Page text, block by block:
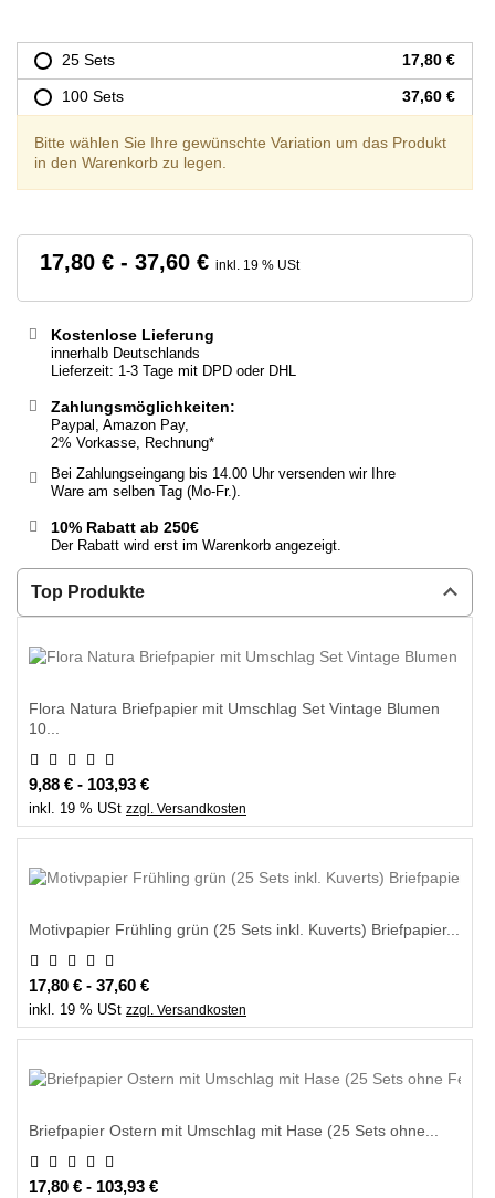
25 Sets 17,80 €
100 Sets 37,60 €
Bitte wählen Sie Ihre gewünschte Variation um das Produkt
in den Warenkorb zu legen.
17,80 € - 37,60 € inkl. 19 % USt
Kostenlose Lieferung
innerhalb Deutschlands
Lieferzeit: 1-3 Tage mit DPD oder DHL
Zahlungsmöglichkeiten:
Paypal, Amazon Pay,
2% Vorkasse, Rechnung*
Bei Zahlungseingang bis 14.00 Uhr versenden wir Ihre
Ware am selben Tag (Mo-Fr.).
10% Rabatt ab 250€
Der Rabatt wird erst im Warenkorb angezeigt.
Top Produkte
Flora Natura Briefpapier mit Umschlag Set Vintage Blumen
10...
9,88 € - 103,93 €
inkl. 19 % USt zzgl. Versandkosten
Motivpapier Frühling grün (25 Sets inkl. Kuverts) Briefpapier...
17,80 € - 37,60 €
inkl. 19 % USt zzgl. Versandkosten
Briefpapier Ostern mit Umschlag mit Hase (25 Sets ohne...
17,80 € - 103,93 €